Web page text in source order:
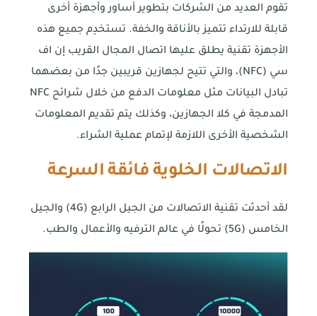
تقوم العديد من الشركات بتطوير أساور وأجهزة أخرى
قابلة للارتداء تتميز بالأناقة والخفة. تستخدِم جميع هذه
الأجهزة تقنية يطلق عليها اتصال المجال القريب إن اف
سي (NFC)، والتي تتيح لجهازين قريبين جدًا من بعضهما
تبادل البيانات مثل معلومات الدفع من خلال شرائح NFC
المدمجة في كلا الجهازين، وكذلك يتم تقديم المعلومات
الشخصية الأخرى اللازمة لإتمام عملية الشراء.
الاتصالات الخلوية فائقة السرعة
لقد أحدثت تقنية الاتصالات من الجيل الرابع (4G) والجيل
الخامس (5G) تحولًا في عالم الترفيه والأعمال والطب.